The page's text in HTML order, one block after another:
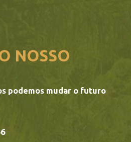
NOSSO
podemos mudar o futuro